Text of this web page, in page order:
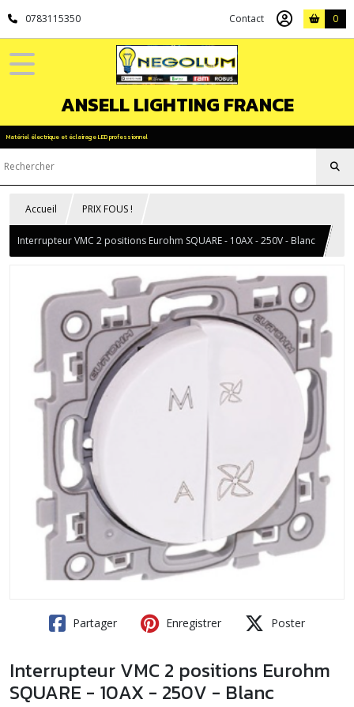
0783115350 Contact 0
ANSELL LIGHTING FRANCE
Matériel électrique et éclairage LED professionnel
Accueil PRIX FOUS !
Interrupteur VMC 2 positions Eurohm SQUARE - 10AX - 250V - Blanc
Partager Enregistrer Poster
Interrupteur VMC 2 positions Eurohm
SQUARE - 10AX - 250V - Blanc